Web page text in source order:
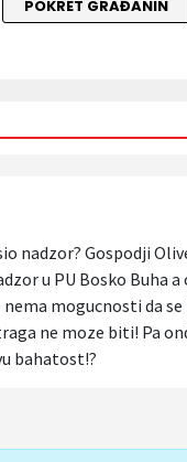
POKRET GRAĐANIN
nadzor? Gospodji
u PU Bosko Buha
nema mogucnosti da
ne moze biti! Pa
bahatost!?